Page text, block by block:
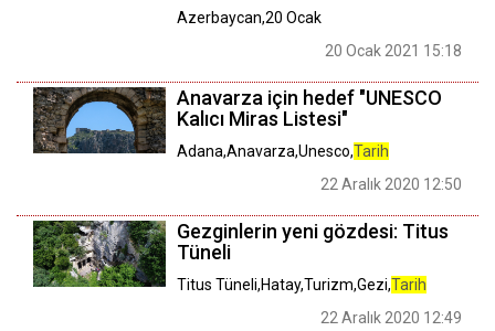
Azerbaycan,20 Ocak
20 Ocak 2021 15:18
Anavarza için hedef "UNESCO
Kalıcı Miras Listesi"
Adana,Anavarza,Unesco,Tarih
22 Aralık 2020 12:50
Gezginlerin yeni gözdesi: Titus
Tüneli
Titus Tüneli,Hatay,Turizm,Gezi,Tarih
22 Aralık 2020 12:49